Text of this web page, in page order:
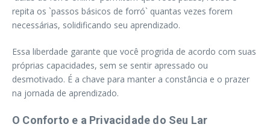
repita os `passos básicos de forró` quantas vezes forem
necessárias, solidificando seu aprendizado.
Essa liberdade garante que você progrida de acordo com suas
próprias capacidades, sem se sentir apressado ou
desmotivado. É a chave para manter a constância e o prazer
na jornada de aprendizado.
O Conforto e a Privacidade do Seu Lar